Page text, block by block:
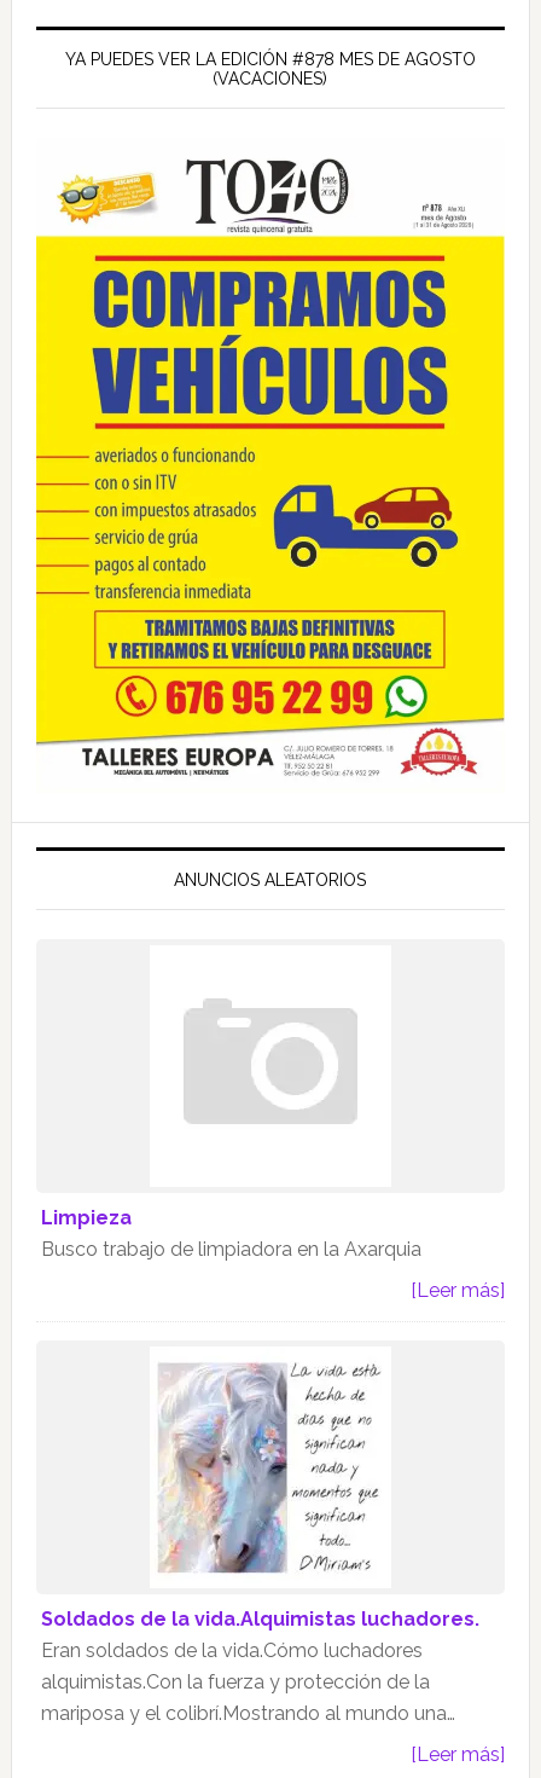
Barra
lateral
principal
YA PUEDES VER LA EDICIÓN #878 MES DE AGOSTO
(VACACIONES)
ANUNCIOS ALEATORIOS
Limpieza
Busco trabajo de limpiadora en la Axarquia
[Leer más]
Soldados de la vida.Alquimistas luchadores.
Eran soldados de la vida.Cómo luchadores
alquimistas.Con la fuerza y protección de la
mariposa y el colibrí.Mostrando al mundo una…
[Leer más]